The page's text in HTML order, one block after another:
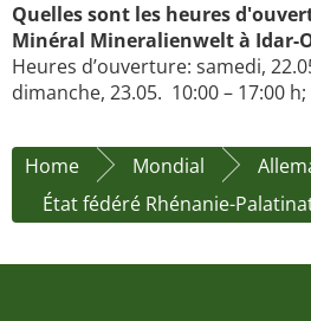
Quelles sont les heures
Minéral Mineralienwelt à Idar-
Heures d’ouverture: samedi,
dimanche, 23.05. 10:00 – 17:00 h;
Home Mondial
État fédéré Rhénanie-